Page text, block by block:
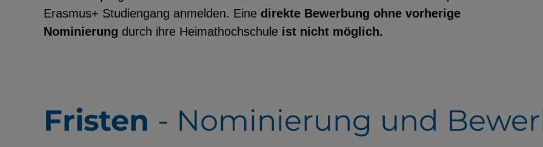
Erasmus+ Studiengang anmelden. Eine direkte Bewerbung ohne vorherige
Nominierung durch ihre Heimathochschule ist nicht möglich.
Fristen - Nominierung und
durch Drittanbieter, bspw. über das Einbinden
externer Videos, Standortdaten oder